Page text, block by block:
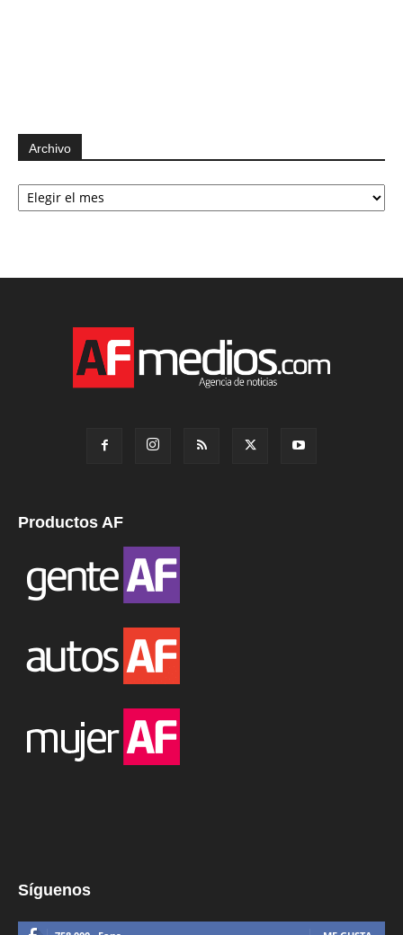
Archivo
Archivo
Productos AF
Síguenos